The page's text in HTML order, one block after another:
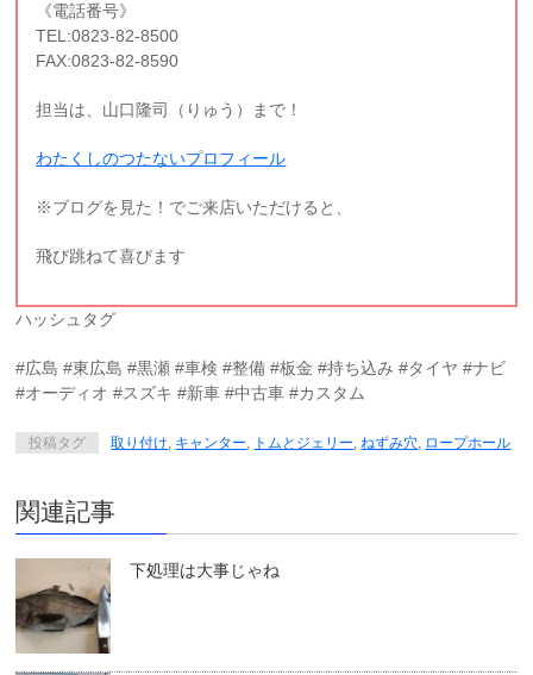
《電話番号》
TEL:0823-82-8500
FAX:0823-82-8590
担当は、山口隆司（りゅう）まで！
わたくしのつたないプロフィール
※ブログを見た！でご来店いただけると、
飛び跳ねて喜びます
ハッシュタグ
#広島 #東広島 #黒瀬 #車検 #整備 #板金 #持ち込み #タイヤ #ナビ
#オーディオ #スズキ #新車 #中古車 #カスタム
投稿タグ 取り付け, キャンター, トムとジェリー,ねずみ穴, ロープホール
関連記事
下処理は大事じゃね